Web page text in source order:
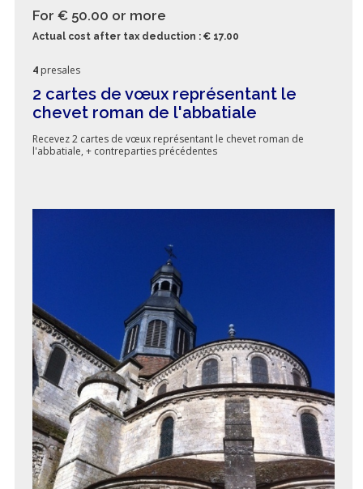
For € 50.00 or more
Actual cost after tax deduction : € 17.00
4 presales
2 cartes de vœux représentant le
chevet roman de l'abbatiale
Recevez 2 cartes de vœux représentant le chevet roman de
l'abbatiale, + contreparties précédentes